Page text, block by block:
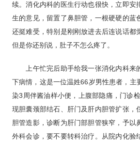
续。消化内科的医生行动也很快，立即安
生的意见，留置了鼻胆管，一根硬硬的蓝
还挺难受，特别是刚刚放进去后连说话都
但是你还别说，肚子不怎么疼了。
上午忙完后助手给我一张消化内科来
下病情，这是一位温姓66岁男性患者，主
染3周伴酱油样小便，上腹部隐痛，门诊
现胆囊颈部结石、肝门及肝内胆管扩张，
胆管造影，诊断为肝门部胆管狭窄，予以
外科会诊，要不要转科治疗。从院内化验